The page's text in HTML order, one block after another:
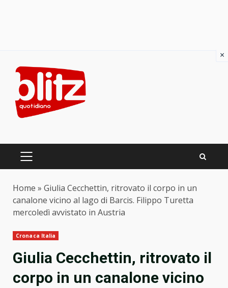
content
PRIMARY
Home » Giulia Cecchettin, ritrovato il corpo in un
canalone vicino al lago di Barcis. Filippo Turetta
mercoledì avvistato in Austria
Cronaca Italia
Giulia Cecchettin, ritrovato il
corpo in un canalone vicino
×